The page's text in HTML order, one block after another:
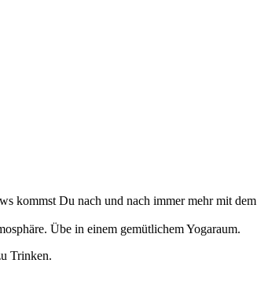
kommst Du nach und nach immer mehr mit dem
Übe in einem gemütlichem Yogaraum.
Trinken.